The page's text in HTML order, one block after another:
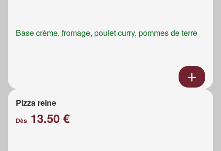
Base crème, fromage, poulet curry, pommes de terre
Pizza reine
Dès 13.50 €